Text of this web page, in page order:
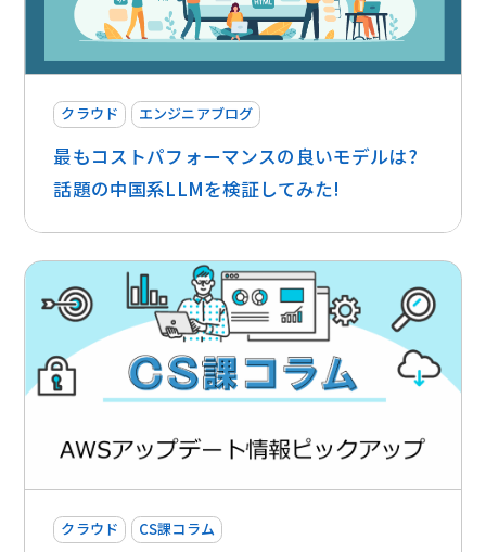
クラウド エンジニアブログ
最もコストパフォーマンスの良いモデルは?
話題の中国系LLMを検証してみた!
クラウド CS課コラム